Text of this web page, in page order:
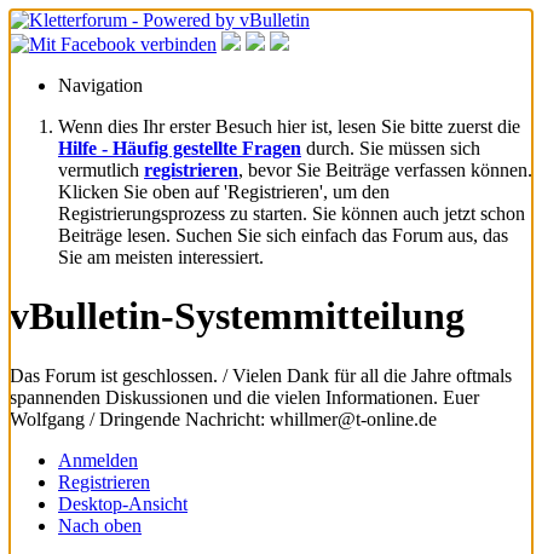
Navigation
Wenn dies Ihr erster Besuch hier ist, lesen Sie bitte zuerst die
Hilfe - Häufig gestellte Fragen durch. Sie müssen sich
vermutlich registrieren, bevor Sie Beiträge verfassen können.
Klicken Sie oben auf 'Registrieren', um den
Registrierungsprozess zu starten. Sie können auch jetzt schon
Beiträge lesen. Suchen Sie sich einfach das Forum aus, das
Sie am meisten interessiert.
vBulletin-Systemmitteilung
Das Forum ist geschlossen. / Vielen Dank für all die Jahre oftmals
spannenden Diskussionen und die vielen Informationen. Euer
Wolfgang / Dringende Nachricht: whillmer@t-online.de
Anmelden
Registrieren
Desktop-Ansicht
Nach oben